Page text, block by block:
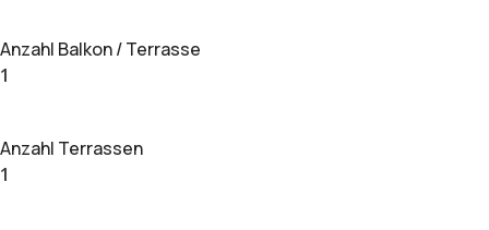
Anzahl Balkon / Terrasse
1
Anzahl Terrassen
1